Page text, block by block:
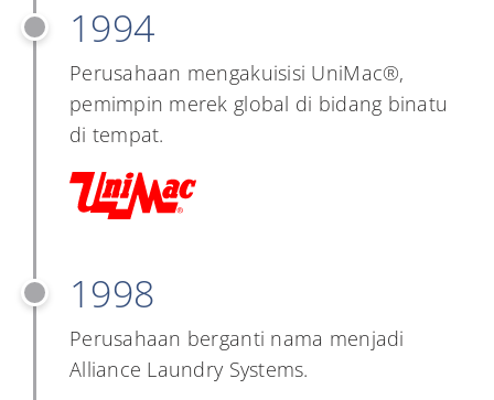
1994
Perusahaan mengakuisisi UniMac®,
pemimpin merek global di bidang binatu
di tempat.
1998
Perusahaan berganti nama menjadi
Alliance Laundry Systems.